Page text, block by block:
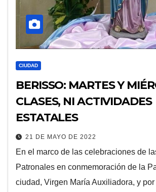
CIUDAD
BERISSO: MARTES Y
CLASES, NI ACTIVIDADES
ESTATALES
21 DE MAYO DE 2022
En el marco de las celebraciones de
Patronales en conmemoración de la
ciudad, Virgen María Auxiliadora, y por